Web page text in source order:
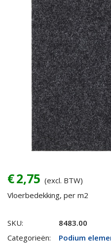
€2,75 (excl. BTW)
Vloerbedekking, per m2
Vloerbedekking
antraciet,
SKU:
8483.00
Categorieën:
Podium